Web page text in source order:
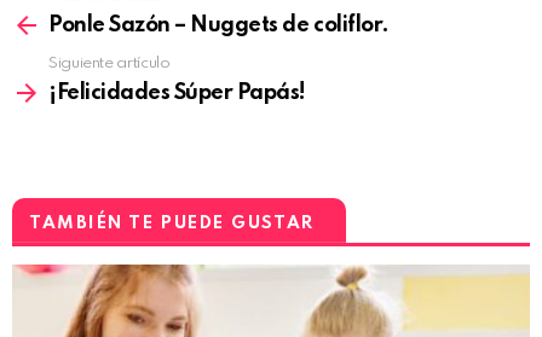
Ponle Sazón – Nuggets de coliflor.
Siguiente artículo
¡Felicidades Súper Papás!
TAMBIÉN TE PUEDE GUSTAR